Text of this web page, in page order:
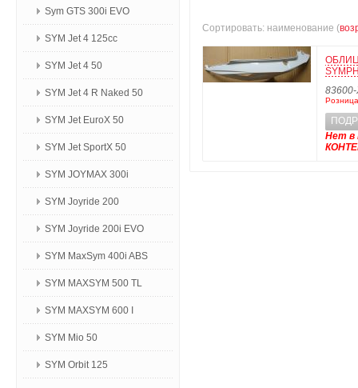
Sym GTS 300i EVO
SYM Jet 4 125сс
SYM Jet 4 50
SYM Jet 4 R Naked 50
SYM Jet EuroX 50
SYM Jet SportX 50
SYM JOYMAX 300i
SYM Joyride 200
SYM Joyride 200i EVO
SYM MaxSym 400i ABS
SYM MAXSYM 500 TL
SYM MAXSYM 600 I
SYM Mio 50
SYM Orbit 125
Сортировать: наименование (
Нет в